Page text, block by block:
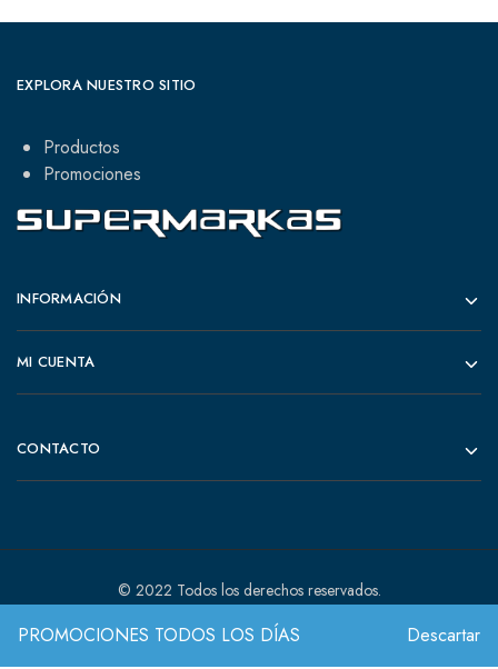
PROMOCIONES TODOS LOS DÍAS Descartar
EXPLORA NUESTRO SITIO
Productos
Promociones
INFORMACIÓN
MI CUENTA
CONTACTO
© 2022 Todos los derechos reservados.